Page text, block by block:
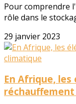
Pour comprendre
rôle dans le
29 janvier 2023
En Afrique,